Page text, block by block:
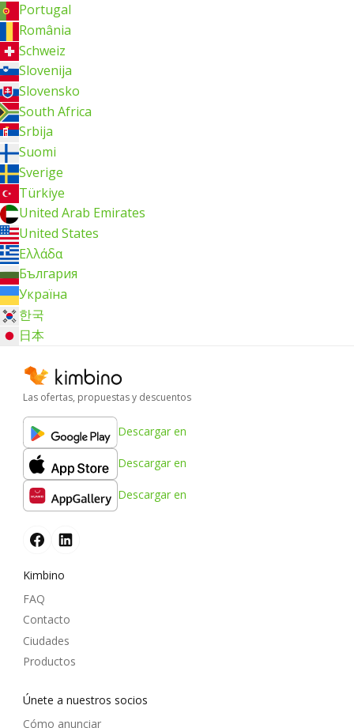
Portugal
România
Schweiz
Slovenija
Slovensko
South Africa
Srbija
Suomi
Sverige
Türkiye
United Arab Emirates
United States
Ελλάδα
България
Україна
한국
日本
Las ofertas, propuestas y descuentos
Descargar en
Descargar en
Descargar en
Kimbino
FAQ
Contacto
Ciudades
Productos
Únete a nuestros socios
Cómo anunciar